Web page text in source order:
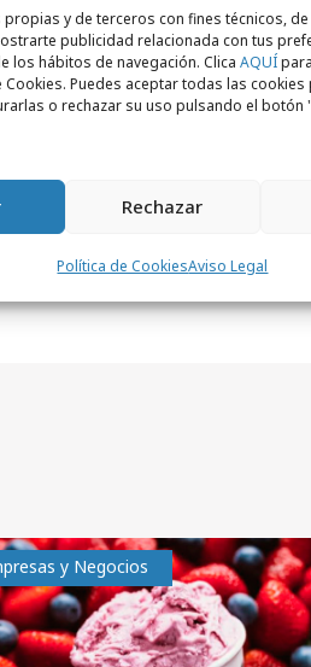
y de terceros con fines técnicos,
publicidad relacionada con tus
los hábitos de navegación. Clica AQUÍ
Cookies. Puedes aceptar todas las
o rechazar su uso pulsando el botón
Rechazar
Política de CookiesAviso Legal
tradicional y centenario,
y Negocios